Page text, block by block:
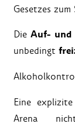
Gesetzes
DieAuf- und
unbedingt
Eine explizite
Arena